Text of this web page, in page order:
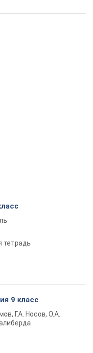
тетрадь
9 класс
Г.А. Носов, О.А.